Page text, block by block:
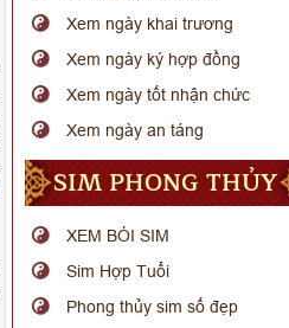
Xem ngày khai trương
Xem ngày ký hợp đồng
Xem ngày tốt nhận chức
Xem ngày an táng
SIM PHONG THỦY
XEM BÓI SIM
Sim Hợp Tuổi
Phong thủy sim số đẹp